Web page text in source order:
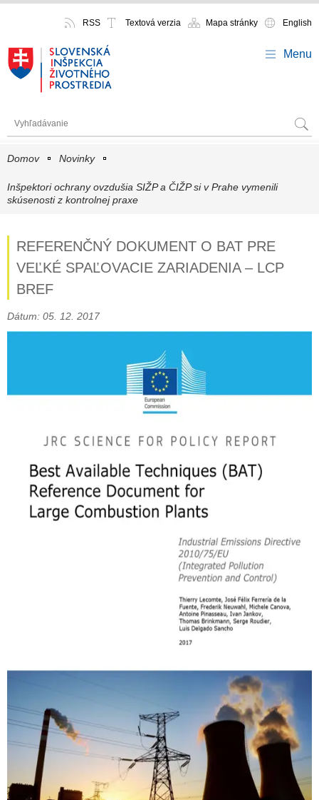
English
Mapa stránky
Textová verzia
RSS
Menu
Domov Novinky
Inšpektori ochrany ovzdušia SIŽP a ČIŽP si v Prahe vymenili
skúsenosti z kontrolnej praxe
REFERENČNÝ DOKUMENT O BAT PRE
VEĽKÉ SPAĽOVACIE ZARIADENIA – LCP
BREF
Dátum: 05. 12. 2017